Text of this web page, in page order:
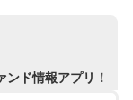
ド情報アプリ！